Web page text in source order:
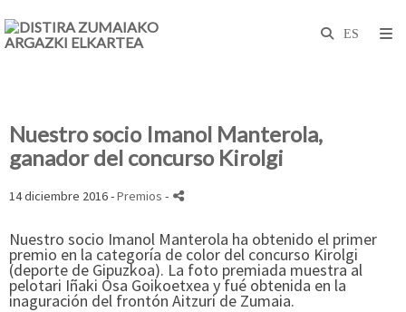
Nuestro socio Imanol Manterola,
ganador del concurso Kirolgi
14 diciembre 2016 -Premios -
Nuestro socio Imanol Manterola ha obtenido el primer
premio en la categoría de color del concurso Kirolgi
(deporte de Gipuzkoa). La foto premiada muestra al
pelotari Iñaki Osa Goikoetxea y fué obtenida en la
inaguración del frontón Aitzuri de Zumaia.